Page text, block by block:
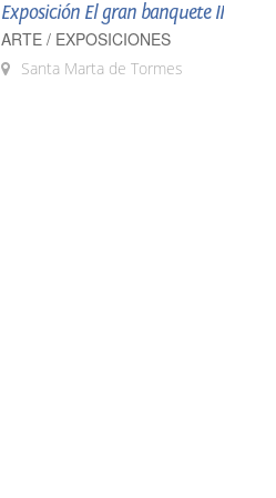
Exposición El gran banquete II
ARTE / EXPOSICIONES
Santa Marta de Tormes